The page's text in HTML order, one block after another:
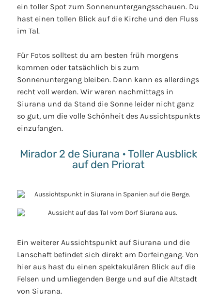
ein toller Spot zum Sonnenuntergangsschauen. Du
hast einen tollen Blick auf die Kirche und den Fluss
im Tal.
Für Fotos solltest du am besten früh morgens
kommen oder tatsächlich bis zum
Sonnenuntergang bleiben. Dann kann es allerdings
recht voll werden. Wir waren nachmittags in
Siurana und da Stand die Sonne leider nicht ganz
so gut, um die volle Schönheit des Aussichtspunkts
einzufangen.
Mirador 2 de Siurana • Toller Ausblick
auf den Priorat
Ein weiterer Aussichtspunkt auf Siurana und die
Lanschaft befindet sich direkt am Dorfeingang. Von
hier aus hast du einen spektakulären Blick auf die
Felsen und umliegenden Berge und auf die Altstadt
von Siurana.